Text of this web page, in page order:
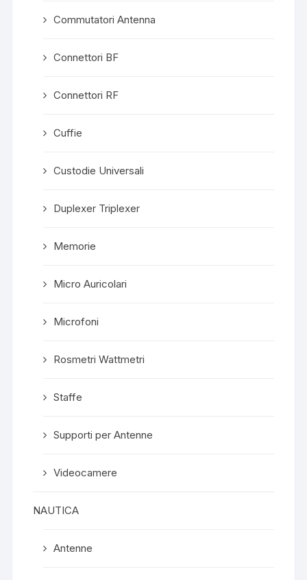
Commutatori Antenna
Connettori BF
Connettori RF
Cuffie
Custodie Universali
Duplexer Triplexer
Memorie
Micro Auricolari
Microfoni
Rosmetri Wattmetri
Staffe
Supporti per Antenne
Videocamere
NAUTICA
Antenne